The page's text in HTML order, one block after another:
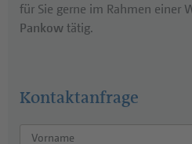
für Sie gerne im Rahmen einer
Pankow tätig.
Kontaktanfrage
Vorname